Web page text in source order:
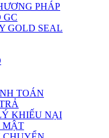
PHÁP
GC
GOLD SEAL
TOÁN
KHIẾU NẠI
MẬT